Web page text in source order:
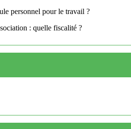
personnel pour le travail ?
: quelle fiscalité ?